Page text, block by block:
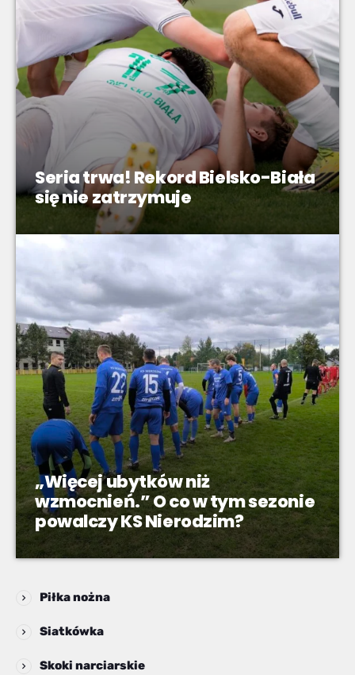
Seria trwa! Rekord Bielsko-Biała
się nie zatrzymuje
„Więcej ubytków niż
wzmocnień.” O co w tym sezonie
powalczy KS Nierodzim?
Piłka nożna
Siatkówka
Skoki narciarskie